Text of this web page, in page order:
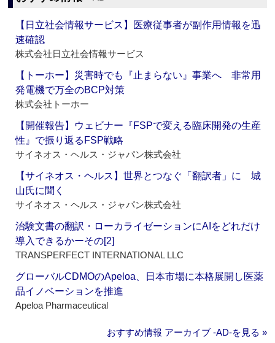
【日立社会情報サービス】医療従事者が副作用情報を迅
速確認
株式会社日立社会情報サービス
【トーホー】災害時でも『止まらない』事業へ 非常用
発電機で万全のBCP対策
株式会社トーホー
【開催報告】ウェビナー『FSPで変える臨床開発の生産
性』で振り返るFSP戦略
サイネオス・ヘルス・ジャパン株式会社
【サイネオス・ヘルス】世界とつなぐ「翻訳者」に 城
山氏に聞く
サイネオス・ヘルス・ジャパン株式会社
治験文書の翻訳・ローカライゼーションにAIをどれだけ
導入できるかーその[2]
TRANSPERFECT INTERNATIONAL LLC
グローバルCDMOのApeloa、日本市場に本格展開し医薬
品イノベーションを推進
Apeloa Pharmaceutical
おすすめ情報 アーカイブ ‐AD‐を見る »